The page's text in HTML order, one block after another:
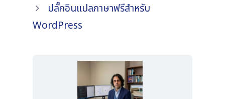
ปลั๊กอินแปลภาษาฟรีสำหรับ
WordPress